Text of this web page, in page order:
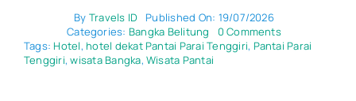
By Travels ID
Published On: 19/07/2026
Categories: Bangka Belitung 0 Commentson
5
Tags:Hotel,hotel dekat Pantai Parai Tenggiri, Pantai Parai
Tenggiri,wisata Bangka, Wisata Pantai